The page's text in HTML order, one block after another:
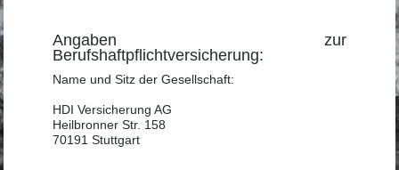
Angaben zur
Berufshaftpflichtversicherung:
Name und Sitz der Gesellschaft:
HDI Versicherung AG
Heilbronner Str. 158
70191 Stuttgart